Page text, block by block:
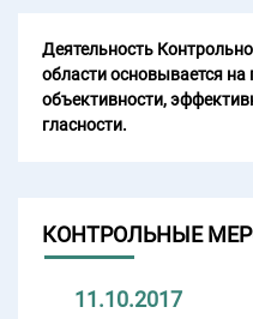
Деятельность
области основывается на
объективности,
гласности.
КОНТРОЛЬНЫЕ
11.10.2017